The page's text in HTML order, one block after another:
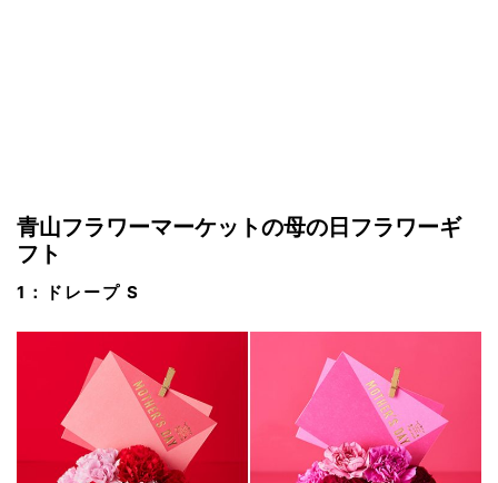
青山フラワーマーケットの母の日フラワーギ
フト
1： ドレープ S